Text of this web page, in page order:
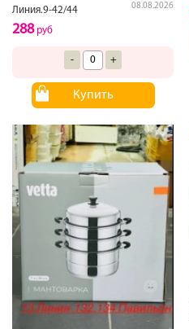
Линия.9-42/44
08.08.2026
288руб
- +
Купить